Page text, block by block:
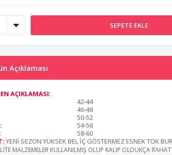
SEPETE EKLE
Açıklaması
AÇIKLAMASI:
42-44
46-48
50-52
54-56
58-60
YENİ SEZON YÜKSEK BEL İÇ GÖSTERMEZ ESNEK TOK
MALZEMELER KULLANILMIŞ OLUP KALIP OLDUKÇA